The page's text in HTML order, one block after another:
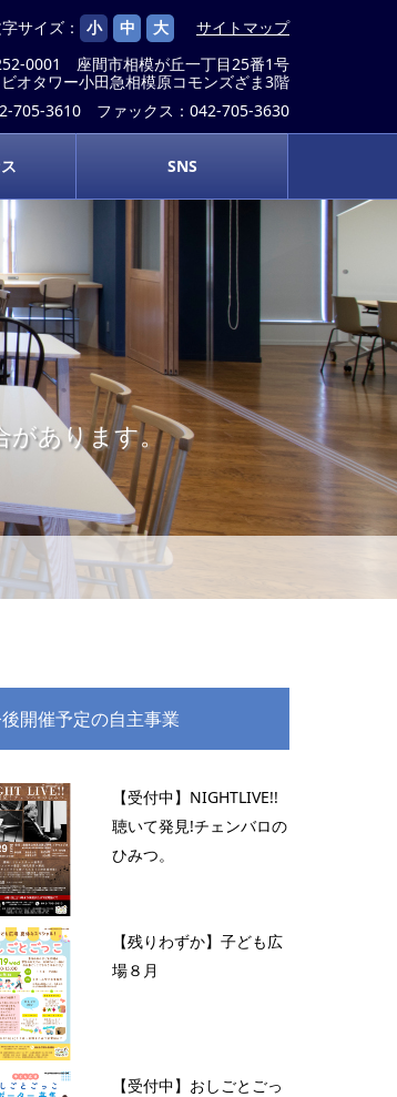
サイズ： 小 中 大
サイトマップ
0001 座間市相模が丘一丁目25番1号
ビオタワー小田急相模原コモンズざま3階
705-3610 ファックス：042-705-3630
SNS
があります。
開催予定の自主事業
【受付中】NIGHTLIVE!!
聴いて発見!チェンバロの
ひみつ。
【残りわずか】子ども広
場８月
【受付中】おしごとごっ